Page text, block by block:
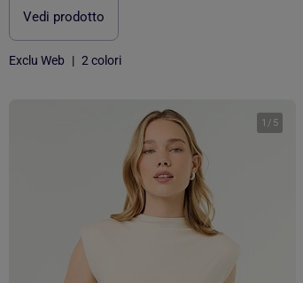
Vedi prodotto
Exclu Web | 2 colori
1 / 5